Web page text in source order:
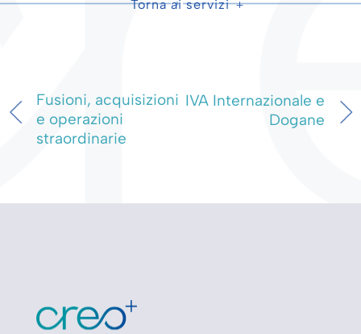
Torna ai servizi
Fusioni, acquisizioni
e operazioni
straordinarie
IVA Internazionale e
Dogane